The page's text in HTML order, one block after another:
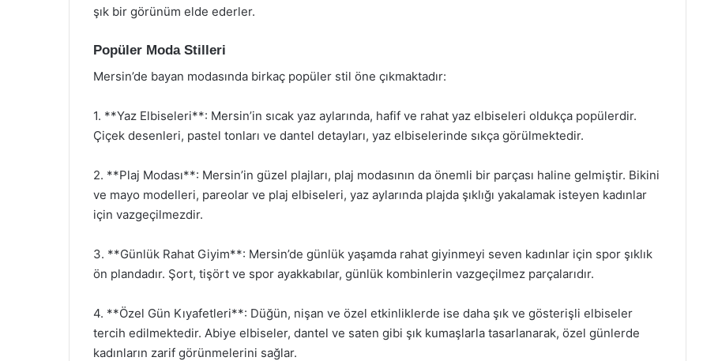
şık bir görünüm elde ederler.
Popüler Moda Stilleri
Mersin’de bayan modasında birkaç popüler stil öne çıkmaktadır:
1. **Yaz Elbiseleri**: Mersin’in sıcak yaz aylarında, hafif ve rahat yaz elbiseleri oldukça popülerdir.
Çiçek desenleri, pastel tonları ve dantel detayları, yaz elbiselerinde sıkça görülmektedir.
2. **Plaj Modası**: Mersin’in güzel plajları, plaj modasının da önemli bir parçası haline gelmiştir. Bikini
ve mayo modelleri, pareolar ve plaj elbiseleri, yaz aylarında plajda şıklığı yakalamak isteyen kadınlar
için vazgeçilmezdir.
3. **Günlük Rahat Giyim**: Mersin’de günlük yaşamda rahat giyinmeyi seven kadınlar için spor şıklık
ön plandadır. Şort, tişört ve spor ayakkabılar, günlük kombinlerin vazgeçilmez parçalarıdır.
4. **Özel Gün Kıyafetleri**: Düğün, nişan ve özel etkinliklerde ise daha şık ve gösterişli elbiseler
tercih edilmektedir. Abiye elbiseler, dantel ve saten gibi şık kumaşlarla tasarlanarak, özel günlerde
kadınların zarif görünmelerini sağlar.